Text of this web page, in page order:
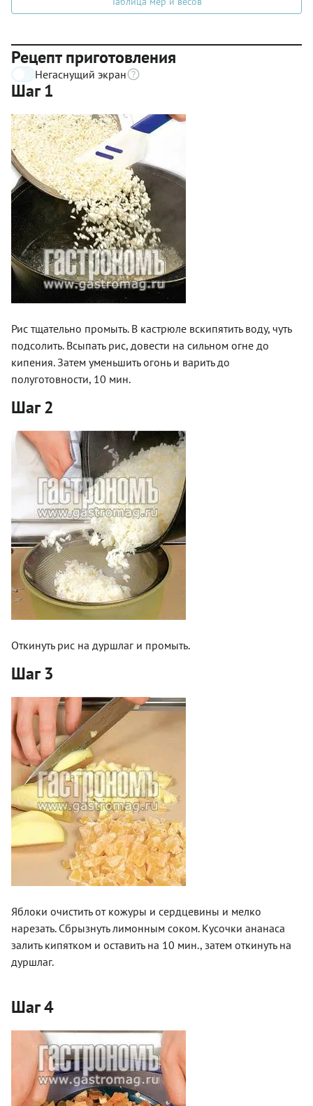
Рецепт приготовления
Негаснущий экран
Шаг 1
Рис тщательно промыть. В кастрюле вскипятить воду, чуть
подсолить. Всыпать рис, довести на сильном огне до
кипения. Затем уменьшить огонь и варить до
полуготовности, 10 мин.
Шаг 2
Откинуть рис на дуршлаг и промыть.
Шаг 3
Яблоки очистить от кожуры и сердцевины и мелко
нарезать. Сбрызнуть лимонным соком. Кусочки ананаса
залить кипятком и оставить на 10 мин., затем откинуть на
дуршлаг.
Шаг 4